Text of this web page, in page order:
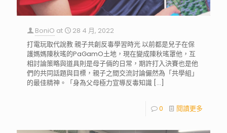
BoniO at
28 4 月, 2022
打電玩取代說教 親子共創反毒學習時光 以前都是兒子在保
護媽媽陳秋瑤的PaGamO土地，現在變成陳秋瑤罩他，互
相討論策略與道具則是母子倆的日常，期許打入決賽也是他
們的共同話題與目標，親子之間交流討論儼然為「共學組」
的最佳精神。「身為父母極力宣導反毒知識 […]
0 閱讀更多